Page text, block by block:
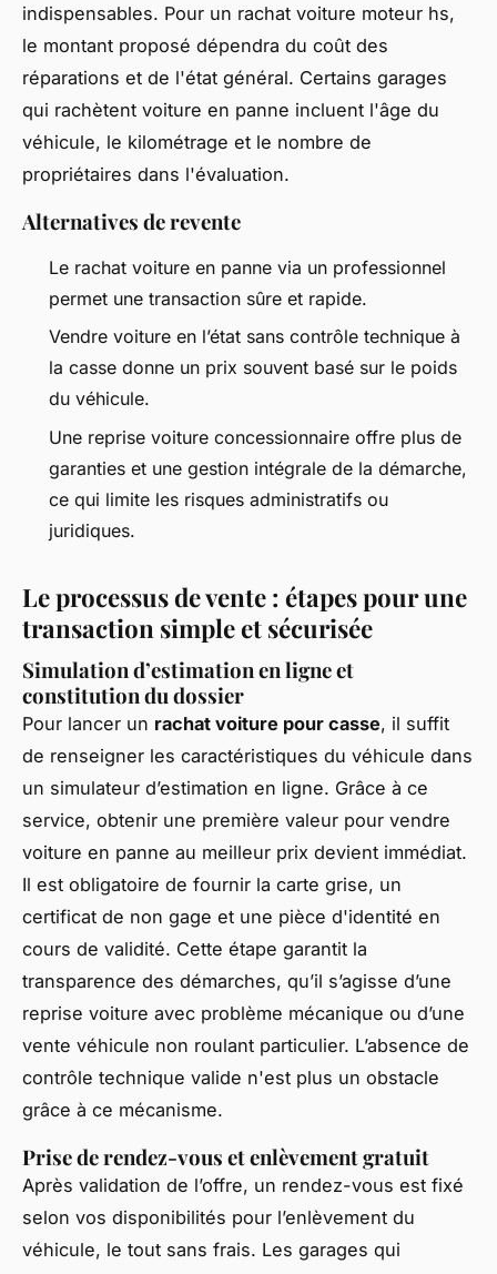
indispensables. Pour un rachat voiture moteur hs,
le montant proposé dépendra du coût des
réparations et de l'état général. Certains garages
qui rachètent voiture en panne incluent l'âge du
véhicule, le kilométrage et le nombre de
propriétaires dans l'évaluation.
Alternatives de revente
Le rachat voiture en panne via un professionnel
permet une transaction sûre et rapide.
Vendre voiture en l’état sans contrôle technique à
la casse donne un prix souvent basé sur le poids
du véhicule.
Une reprise voiture concessionnaire offre plus de
garanties et une gestion intégrale de la démarche,
ce qui limite les risques administratifs ou
juridiques.
Le processus de vente : étapes pour une
transaction simple et sécurisée
Simulation d’estimation en ligne et
constitution du dossier
Pour lancer un rachat voiture pour casse, il suffit
de renseigner les caractéristiques du véhicule dans
un simulateur d’estimation en ligne. Grâce à ce
service, obtenir une première valeur pour vendre
voiture en panne au meilleur prix devient immédiat.
Il est obligatoire de fournir la carte grise, un
certificat de non gage et une pièce d'identité en
cours de validité. Cette étape garantit la
transparence des démarches, qu’il s’agisse d’une
reprise voiture avec problème mécanique ou d’une
vente véhicule non roulant particulier. L’absence de
contrôle technique valide n'est plus un obstacle
grâce à ce mécanisme.
Prise de rendez-vous et enlèvement gratuit
Après validation de l’offre, un rendez-vous est fixé
selon vos disponibilités pour l’enlèvement du
véhicule, le tout sans frais. Les garages qui